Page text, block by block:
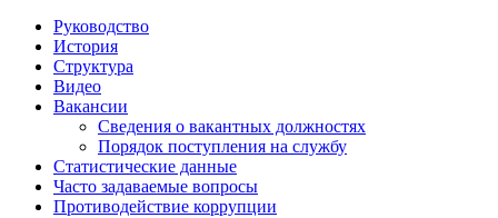
Руководство
История
Структура
Видео
Вакансии
Сведения о вакантных должностях
Порядок поступления на службу
Статистические данные
Часто задаваемые вопросы
Противодействие коррупции